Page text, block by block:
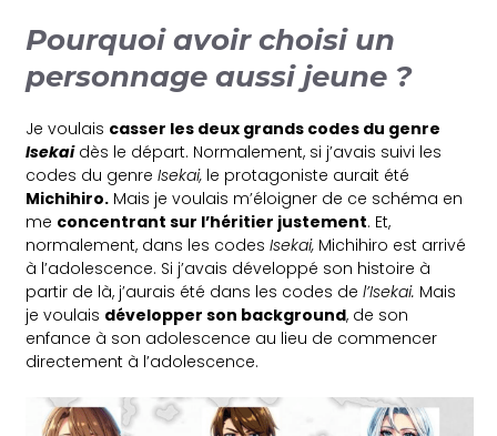
Pourquoi avoir choisi un
personnage aussi jeune ?
Je voulais casser les deux grands codes du genre
Isekaidès le départ. Normalement, si j’avais suivi les
codes du genreIsekai, le protagoniste aurait été
Michihiro. Mais je voulais m’éloigner de ce schéma en
me concentrant sur l’héritier justement. Et,
normalement, dans les codesIsekai, Michihiro est arrivé
à l’adolescence. Si j’avais développé son histoire à
partir de là, j’aurais été dans les codes del’Isekai. Mais
je voulais développer son background, de son
enfance à son adolescence au lieu de commencer
directement à l’adolescence.